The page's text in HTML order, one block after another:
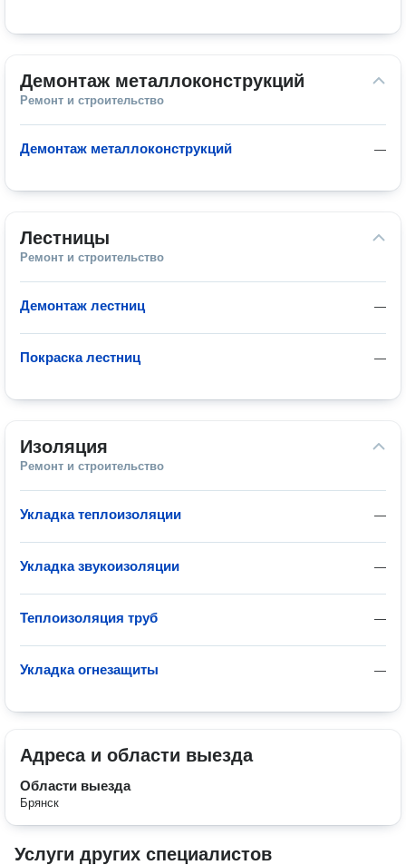
Демонтаж металлоконструкций
Ремонт и строительство
—
Демонтаж металлоконструкций
Лестницы
Ремонт и строительство
—
Демонтаж лестниц
—
Покраска лестниц
Изоляция
Ремонт и строительство
—
Укладка теплоизоляции
—
Укладка звукоизоляции
—
Теплоизоляция труб
—
Укладка огнезащиты
Адреса и области выезда
Области выезда
Брянск
Услуги других специалистов